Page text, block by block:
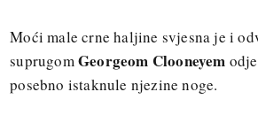
Moći male crne haljine svjesna je i
suprugom Georgeom Clooneyem
posebno istaknule njezine noge.